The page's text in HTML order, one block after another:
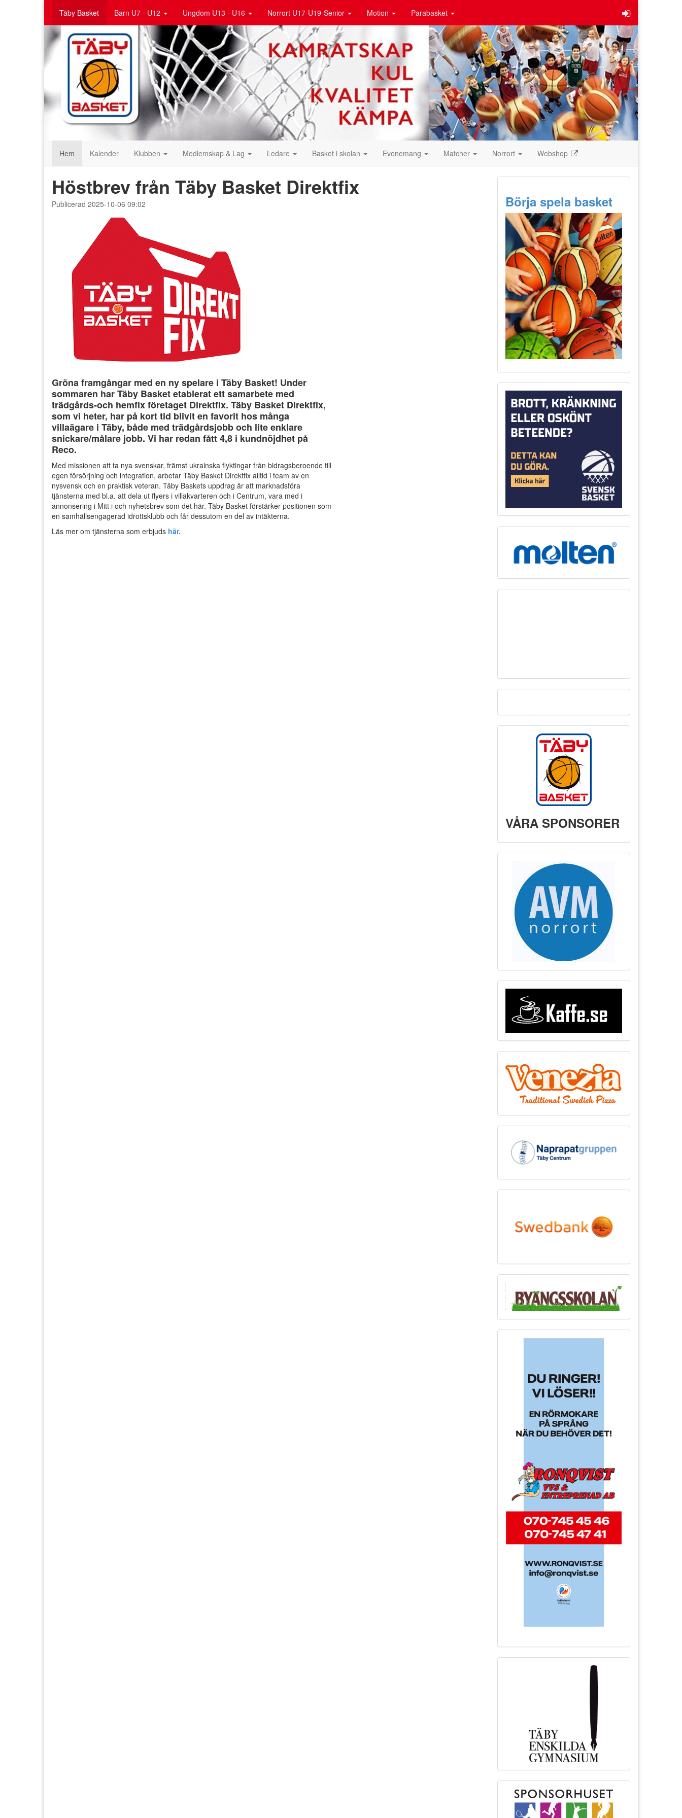
Täby Basket Barn U7 - U12 Ungdom U13 - U16 Norrort U17-U19-Senior Motion Parabasket
Hem Kalender Klubben Medlemskap & Lag Ledare Basket i skolan Evenemang Matcher Norrort Webshop
Höstbrev från Täby Basket Direktfix
Publicerad 2025-10-06 09:02
Gröna framgångar med en ny spelare i Täby Basket! Under
sommaren har Täby Basket etablerat ett samarbete med
trädgårds-och hemfix företaget Direktfix. Täby Basket Direktfix,
som vi heter, har på kort tid blivit en favorit hos många
villaägare i Täby, både med trädgårdsjobb och lite enklare
snickare/målare jobb. Vi har redan fått 4,8 i kundnöjdhet på
Reco.
Med missionen att ta nya svenskar, främst ukrainska flyktingar från bidragsberoende till
egen försörjning och integration, arbetar Täby Basket Direktfix alltid i team av en
nysvensk och en praktisk veteran. Täby Baskets uppdrag är att marknadsföra
tjänsterna med bl.a. att dela ut flyers i villakvarteren och i Centrum, vara med i
annonsering i Mitt i och nyhetsbrev som det här. Täby Basket förstärker positionen som
en samhällsengagerad idrottsklubb och får dessutom en del av intäkterna.
Läs mer om tjänsterna som erbjuds här.
Börja spela basket
VÅRA SPONSORER